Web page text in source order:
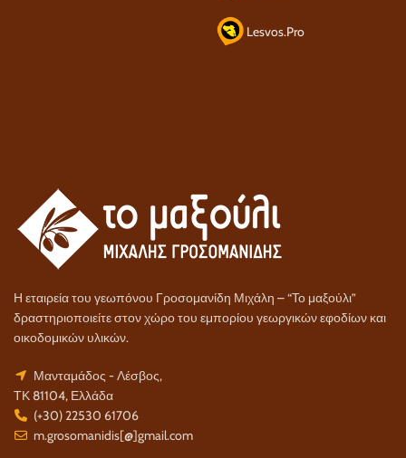
Lesvos.Pro
Η εταιρεία του γεωπόνου Γροσομανίδη Μιχάλη – “Το μαξούλι”
δραστηριοποιείτε στον χώρο του εμπορίου γεωργικών εφοδίων και
οικοδομικών υλικών.
Μανταμάδος - Λέσβος,
ΤΚ 81104, Ελλάδα
(+30) 22530 61706
m.grosomanidis[@]gmail.com